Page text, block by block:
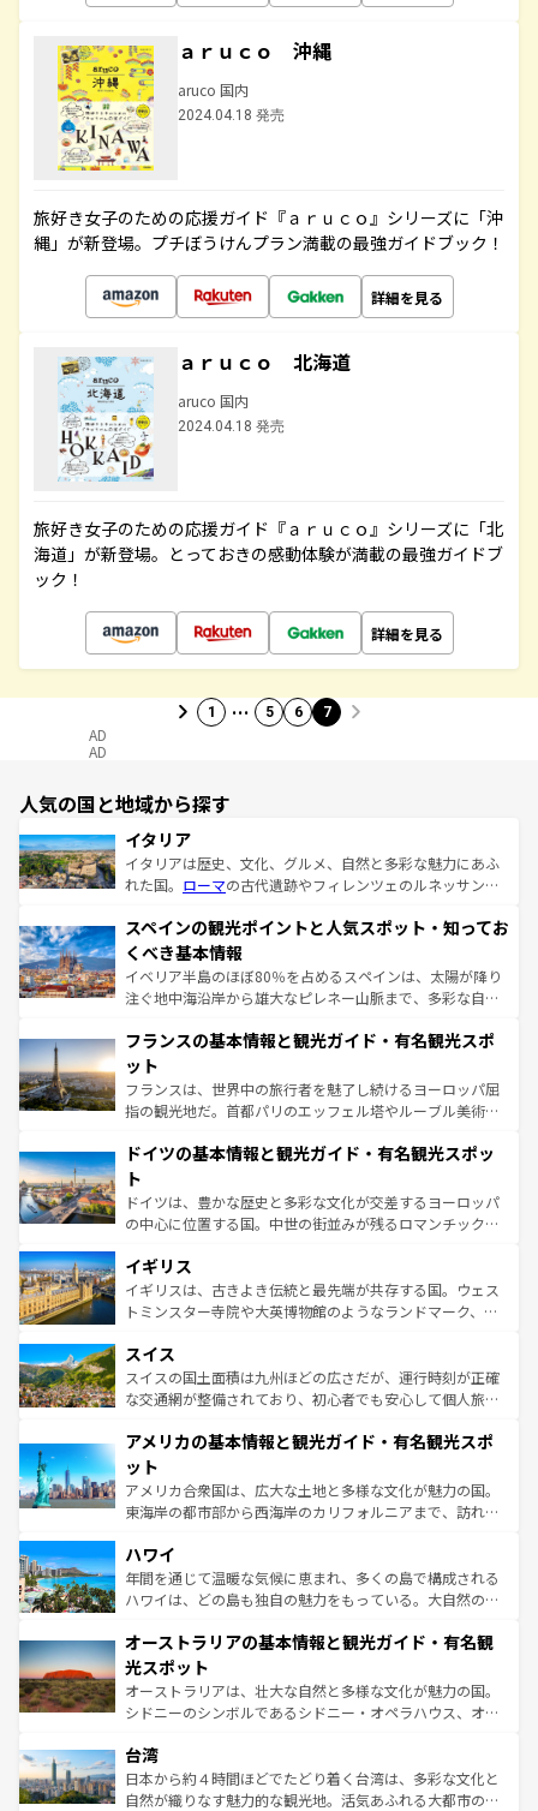
ａｒｕｃｏ 沖縄
aruco 国内
2024.04.18 発売
旅好き女子のための応援ガイド『ａｒｕｃｏ』シリーズに「沖
縄」が新登場。プチぼうけんプラン満載の最強ガイドブック！
詳細を見る
ａｒｕｃｏ 北海道
aruco 国内
2024.04.18 発売
旅好き女子のための応援ガイド『ａｒｕｃｏ』シリーズに「北
海道」が新登場。とっておきの感動体験が満載の最強ガイドブ
ック！
詳細を見る
1 … 5 6 7
AD
AD
人気の国と地域から探す
イタリア
イタリアは歴史、文化、グルメ、自然と多彩な魅力にあふ
れた国。 ローマの古代遺跡やフィレンツェのルネッサンス
ろん、トスカーナの美しい田園風景やアマルフィ海岸の絶
景など、自然景観も見逃せない。観光の合間には、本場の
ピザやパスタなど、絶品のイタリア料理を堪能することも
できる。朝目覚めてから夜眠るまで、すべての瞬間を楽し
なお、新着のイタリア情報はコンテンツ一覧を参照してほ
しい。
スペインの観光ポイントと人気スポット・知ってお
くべき基本情報
イベリア半島のほぼ80％を占めるスペインは、太陽が降り
注ぐ地中海沿岸から雄大なピレネー山脈まで、多彩な自然
文化が根付くこの国では、情熱的なフラメンコ、熱気あふ
れる闘牛、そして美味しいタパスが生活の一部となってい
る。首都マドリードの洗練された雰囲気や、バルセロナの
アートに溢れた街角から、地方では古代ローマ遺跡や中世
せる。地方によって風土や気候が異なるスペインはその個
ンテンツ一覧 を参照してほしい。
フランスの基本情報と観光ガイド・有名観光スポ
ット
フランスは、世界中の旅行者を魅了し続けるヨーロッパ屈
指の観光地だ。首都パリのエッフェル塔やルーブル美術館
で、幅広い魅力が詰まっている。華麗な宮殿、歴史的な大
聖堂、美しいビーチ、そして豊かな自然が、訪れる者を心
から魅了する。また、フランスは美食の国としても知ら
れ、フランス料理はユネスコ無形文化遺産にも登録されて
香り高いラベンダー畑など、多彩な楽しみ方が可能だ。さ
らに、パリ以外の地域にも魅力が溢れており、どの街角に
も豊かな歴史と文化が息づいている。パリ以外の個性あふ
を参照してほしい。
ドイツの基本情報と観光ガイド・有名観光スポッ
ト
ドイツは、豊かな歴史と多彩な文化が交差するヨーロッパ
の中心に位置する国。中世の街並みが残るロマンチック街
顔を持つこの国は、どこを歩いても飽きることがない。ベ
ルリンの文化的活気、バイエルン州のアルプスの絶景、そ
してライン川沿いのワイン畑といった風景は必見。ビール
は、お酒好きな人にはぜひ体験してほしい。 なお、新着の
ドイツ情報はコンテンツ一覧を参照してほしい。
イギリス
イギリスは、古きよき伝統と最先端が共存する国。ウェス
トミンスター寺院や大英博物館のようなランドマーク、歴
リアごとに異なる魅力がある。また、優雅なアフタヌーン
ティー、ビール好きにはたまらない英国パブ、サッカー観
戦など、本場だからこそできる体験も豊富。イギリスを旅
ンツ一覧を参照してほしい。
スイス
スイスの国土面積は九州ほどの広さだが、運行時刻が正確
な交通網が整備されており、初心者でも安心して個人旅行
の建物がそのまま残る町や、スイスならではのユニークな
博物館もあり、アルプス観光だけでなく町歩きも満喫する
ことができる。国民の所得が高いため物価も高いが、旅行
者向けの交通パス提供のサービスもあり、うまく活用すれ
着のスイス情報は
アメリカの基本情報と観光ガイド・有名観光スポ
ット
アメリカ合衆国は、広大な土地と多様な文化が魅力の国。
東海岸の都市部から西海岸のカリフォルニアまで、訪れる
のような巨大都市は、観光、ショッピング、エンターテイ
ンメントが詰まった刺激的なスポットだ。一方、アメリカ
西部には大自然が広がり、グランドキャニオンやイエロー
部のニューオーリンズでは、音楽と美食が融合した独特の
文化が魅力。旅行者はアメリカの各地域で異なる魅力を楽
しみながら、その多様性と豊かな歴史を感じることができ
るだろう。車でのロードトリップや列車の旅も、アメリカ
情報は
ハワイ
年間を通じて温暖な気候に恵まれ、多くの島で構成される
ハワイは、どの島も独自の魅力をもっている。大自然の神
ワイ島は見逃せない。また、定番の観光地といえばオアフ
島だが、静かな自然を求めるならマウイ島やカウアイ島が
おすすめ。エメラルドグリーンに輝く海をはじめ、豊かな
文化や歴史が息づいている。「アロハスピリット」と呼ば
人々、おいしいローカルフードやハワイアンミュージッ
ク、伝統的なフラダンスなど、すべてがハワイの魅力を彩
っている。訪れるたびに新しい発見と感動が待っているハ
オーストラリアの基本情報と観光ガイド・有名観
光スポット
オーストラリアは、壮大な自然と多様な文化が魅力の国。
シドニーのシンボルであるシドニー・オペラハウス、オー
リアリーフや大陸中央部にそびえるウルル（エアーズロッ
ク）、タスマニアの美しい原生林やケアンズの熱帯雨林な
ど、見どころがたくさん。また、カフェやワイン、オージ
台湾
日本から約４時間ほどでたどり着く台湾は、多彩な文化と
自然が織りなす魅力的な観光地。活気あふれる大都市の台